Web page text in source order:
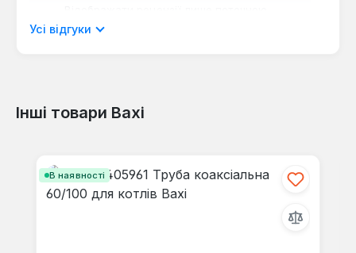
мовою.
Відгуків не знайдено. Поділіться
Усі відгуки
Інші товари Baxi
В наявності